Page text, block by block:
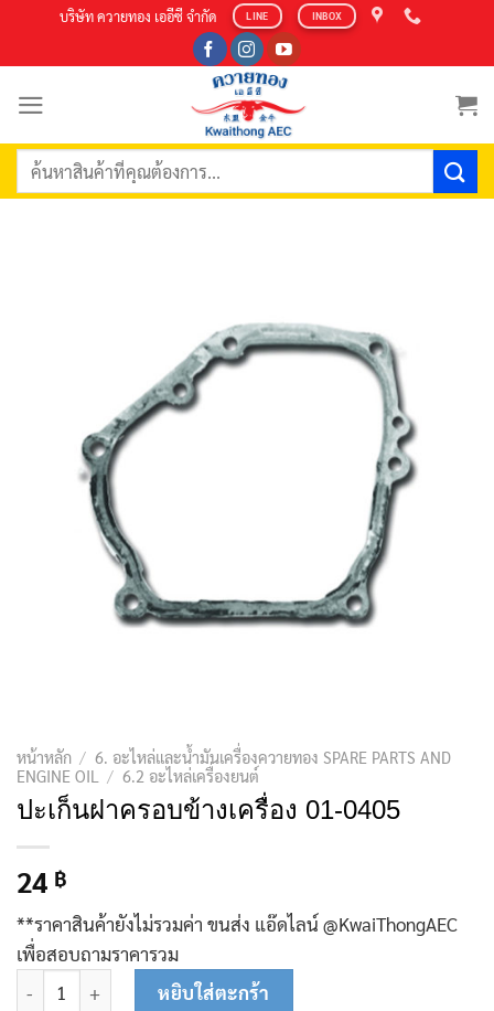
content
บริษัท ควายทอง เออีซี จำกัด LINE INBOX
ค้นหา:
หน้าหลัก / 6. อะไหล่และน้ำมันเครื่องควายทอง SPARE PARTS AND
ENGINE OIL
/ 6.2 อะไหล่เครื่องยนต์
ปะเก็นฝาครอบข้างเครื่อง 01-0405
24 ฿
**ราคาสินค้ายังไม่รวมค่า ขนส่ง แอ๊ดไลน์ @KwaiThongAEC
เพื่อสอบถามราคารวม
จำนวน ปะเก็นฝาครอบข้างเครื่อง 01-0405 ชิ้น
หยิบใส่ตะกร้า